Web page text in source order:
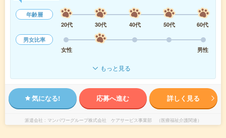
年齢層
20代
30代 40代 50代
60代
男女比率
女性
男性
もっと見る
気になる! 応募へ進む 詳しく見る
派遣会社 マンパワーグループ株式会社 ケアサービス事業部 （医療福祉介護関連）